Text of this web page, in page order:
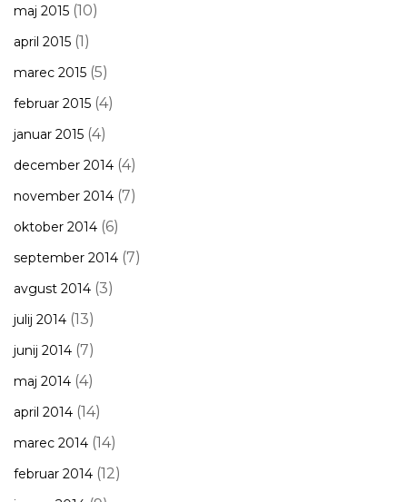
maj 2015 (10)
april 2015 (1)
marec 2015 (5)
februar 2015 (4)
januar 2015 (4)
december 2014 (4)
november 2014 (7)
oktober 2014 (6)
september 2014 (7)
avgust 2014 (3)
julij 2014 (13)
junij 2014 (7)
maj 2014 (4)
april 2014 (14)
marec 2014 (14)
februar 2014 (12)